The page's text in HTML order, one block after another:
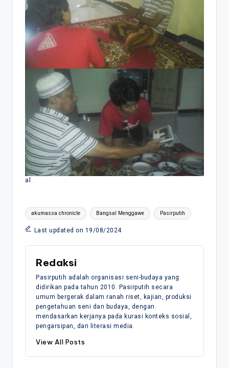
al
Tags:
akumassa chronicle Bangsal Menggawe Pasirputih
Last updated on 19/08/2024
Redaksi
Pasirputih adalah organisasi seni-budaya yang
didirikan pada tahun 2010. Pasirputih secara
umum bergerak dalam ranah riset, kajian, produksi
pengetahuan seni dan budaya, dengan
mendasarkan kerjanya pada kurasi konteks sosial,
pengarsipan, dan literasi media.
View All Posts